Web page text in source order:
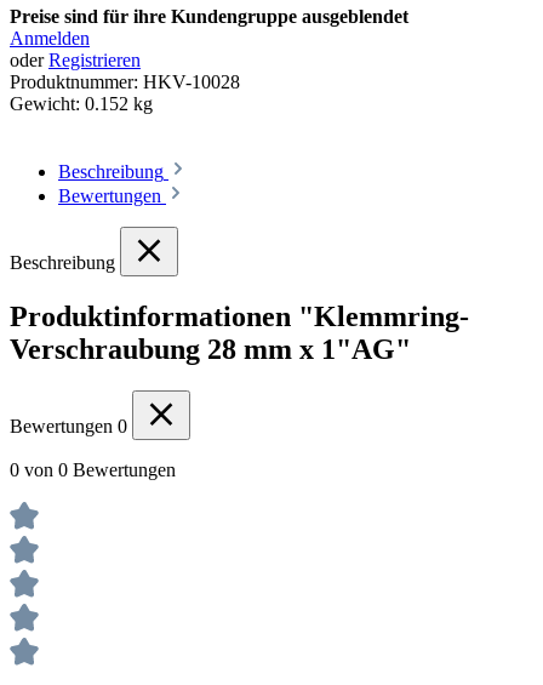
Preise sind für ihre Kundengruppe ausgeblendet
Anmelden
oderRegistrieren
Produktnummer: HKV-10028
Gewicht: 0.152 kg
Beschreibung
Bewertungen
Beschreibung
Produktinformationen "Klemmring-
Verschraubung 28 mm x 1"AG"
Bewertungen 0
0 von 0 Bewertungen